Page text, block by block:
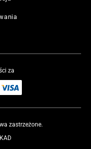
za
zastrzeżone.